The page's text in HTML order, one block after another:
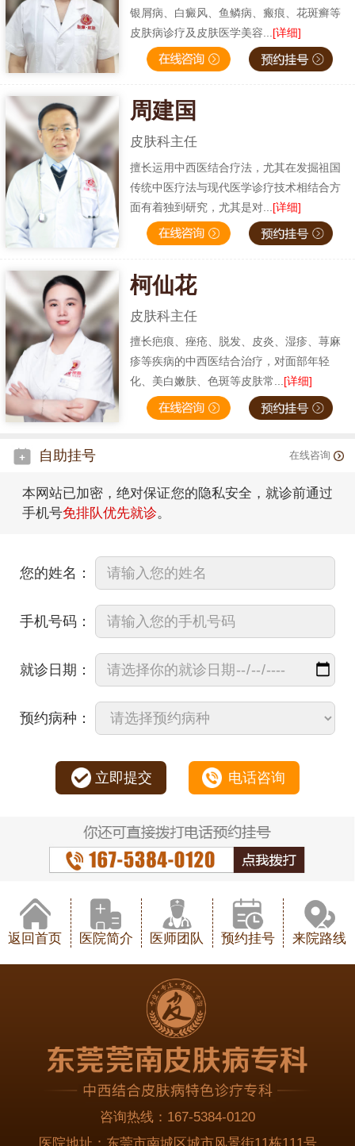
银屑病、白癜风、鱼鳞病、瘢痕、花斑癣等
皮肤病诊疗及皮肤医学美容... [详细]
周建国
皮肤科主任
擅长运用中西医结合疗法，尤其在发掘祖国
传统中医疗法与现代医学诊疗技术相结合方
面有着独到研究，尤其是对... [详细]
柯仙花
皮肤科主任
擅长疤痕、痤疮、脱发、皮炎、湿疹、荨麻
疹等疾病的中西医结合治疗，对面部年轻
化、美白嫩肤、色斑等皮肤常...[详细]
自助挂号 在线咨询
本网站已加密，绝对保证您的隐私安全，就诊前通过
手机号免排队优先就诊。
您的姓名：
手机号码：
就诊日期：
预约病种：
立即提交 电话咨询
返回首页 医院简介 医师团队 预约挂号 来院路线
咨询热线： 167-5384-0120